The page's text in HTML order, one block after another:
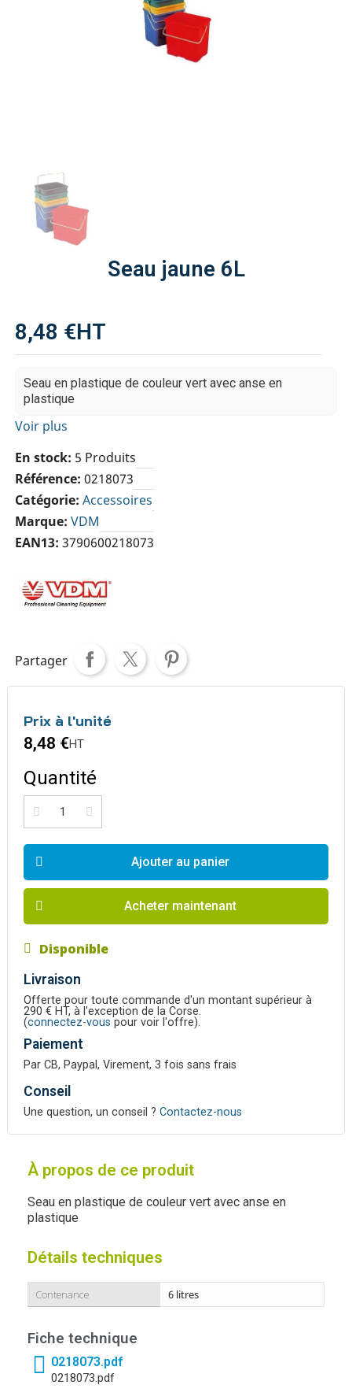
Seau jaune 6L
8,48 €HT
Seau en plastique de couleur vert avec anse en
plastique
Voir plus
En stock 5 Produits
Référence 0218073
Catégorie Accessoires
Marque VDM
EAN13 3790600218073
Partager
Prix à l'unité
8,48 €HT
Quantité
Ajouter au panier
Acheter maintenant
Disponible
Livraison
Offerte pour toute commande d'un montant supérieur à
290 € HT, à l'exception de la Corse.
(connectez-vous pour voir l'offre).
Paiement
Par CB, Paypal, Virement, 3 fois sans frais
Conseil
Une question, un conseil ? Contactez-nous
À propos de ce produit
Seau en plastique de couleur vert avec anse en
plastique
Détails techniques
Contenance 6 litres
Fiche technique
0218073.pdf
0218073.pdf